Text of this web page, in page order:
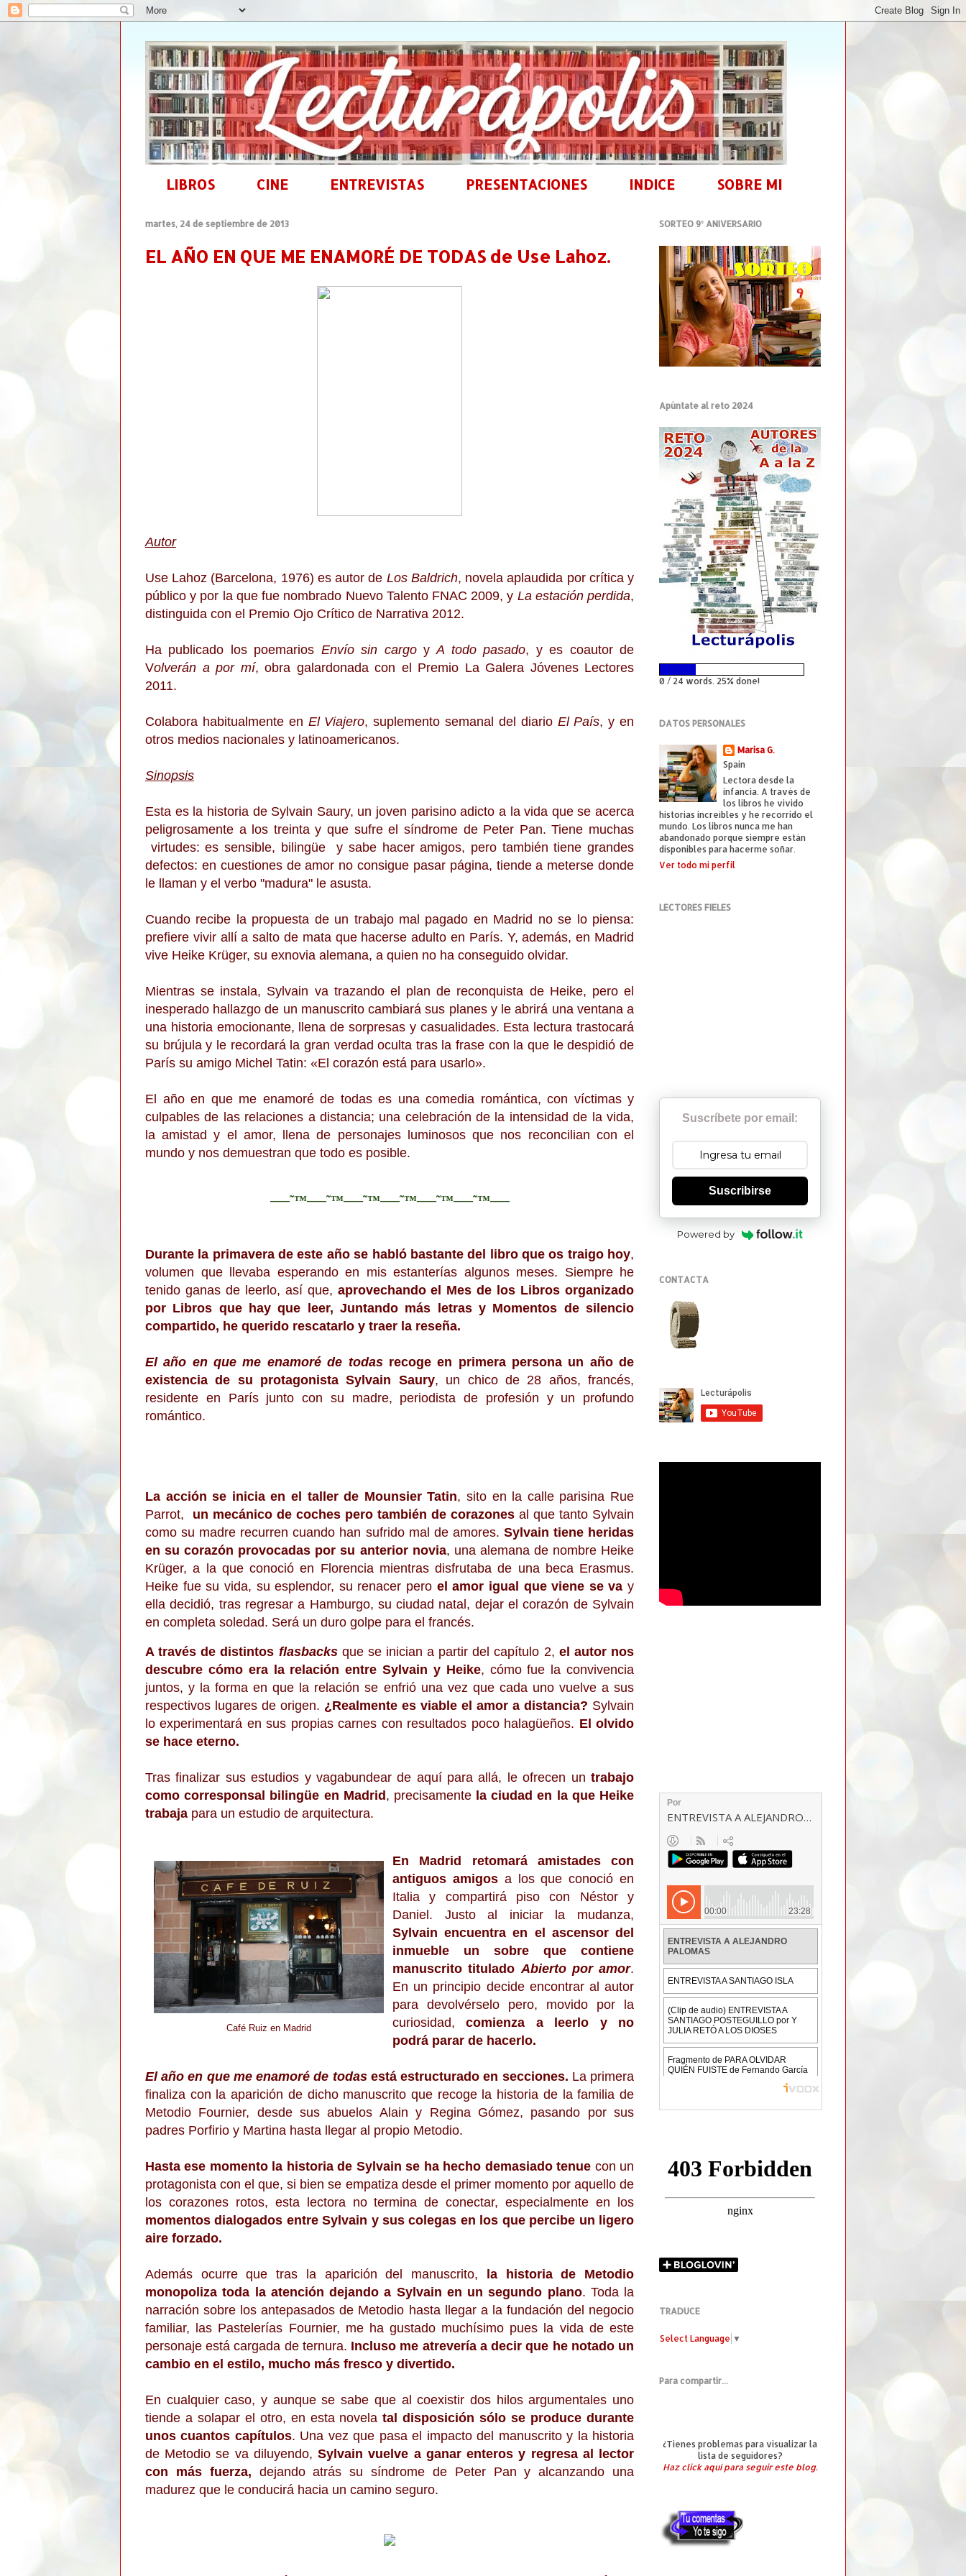
LIBROS CINE ENTREVISTAS PRESENTACIONES INDICE SOBRE MI
martes, 24 de septiembre de 2013
EL AÑO EN QUE ME ENAMORÉ DE TODAS de Use Lahoz.
Autor
Use Lahoz (Barcelona, 1976) es autor de Los Baldrich, novela aplaudida por crítica y
público y por la que fue nombrado Nuevo Talento FNAC 2009, y La estación perdida,
distinguida con el Premio Ojo Crítico de Narrativa 2012.
Ha publicado los poemarios Envío sin cargoyA todo pasado, y es coautor de
Volverán a por mí, obra galardonada con el Premio La Galera Jóvenes Lectores
2011.
Colabora habitualmente en El Viajero, suplemento semanal del diario El País, y en
otros medios nacionales y latinoamericanos.
Sinopsis
Esta es la historia de Sylvain Saury, un joven parisino adicto a la vida que se acerca
peligrosamente a los treinta y que sufre el síndrome de Peter Pan. Tiene muchas
virtudes: es sensible, bilingüe y sabe hacer amigos, pero también tiene grandes
defectos: en cuestiones de amor no consigue pasar página, tiende a meterse donde
le llaman y el verbo "madura" le asusta.
Cuando recibe la propuesta de un trabajo mal pagado en Madrid no se lo piensa:
prefiere vivir allí a salto de mata que hacerse adulto en París. Y, además, en Madrid
vive Heike Krüger, su exnovia alemana, a quien no ha conseguido olvidar.
Mientras se instala, Sylvain va trazando el plan de reconquista de Heike, pero el
inesperado hallazgo de un manuscrito cambiará sus planes y le abrirá una ventana a
una historia emocionante, llena de sorpresas y casualidades. Esta lectura trastocará
su brújula y le recordará la gran verdad oculta tras la frase con la que le despidió de
París su amigo Michel Tatin: «El corazón está para usarlo».
El año en que me enamoré de todas es una comedia romántica, con víctimas y
culpables de las relaciones a distancia; una celebración de la intensidad de la vida,
la amistad y el amor, llena de personajes luminosos que nos reconcilian con el
mundo y nos demuestran que todo es posible.
–—˜™–—˜™–—˜™–—˜™–—˜™–—˜™–—
Durante la primavera de este año se habló bastante del libro que os traigo hoy,
volumen que llevaba esperando en mis estanterías algunos meses. Siempre he
tenido ganas de leerlo, así que, aprovechando el Mes de los Libros organizado
por Libros que hay que leer, Juntando más letras y Momentos de silencio
compartido, he querido rescatarlo y traer la reseña.
El año en que me enamoré de todasrecoge en primera persona un año de
existencia de su protagonista Sylvain Saury, un chico de 28 años, francés,
residente en París junto con su madre, periodista de profesión y un profundo
romántico.
La acción se inicia en el taller de Mounsier Tatin, sito en la calle parisina Rue
Parrot, un mecánico de coches pero también de corazones al que tanto Sylvain
como su madre recurren cuando han sufrido mal de amores. Sylvain tiene heridas
en su corazón provocadas por su anterior novia, una alemana de nombre Heike
Krüger, a la que conoció en Florencia mientras disfrutaba de una beca Erasmus.
Heike fue su vida, su esplendor, su renacer pero el amor igual que viene se va y
ella decidió, tras regresar a Hamburgo, su ciudad natal, dejar el corazón de Sylvain
en completa soledad. Será un duro golpe para el francés.
A través de distintos flasbacks que se inician a partir del capítulo 2, el autor nos
descubre cómo era la relación entre Sylvain y Heike, cómo fue la convivencia
juntos, y la forma en que la relación se enfrió una vez que cada uno vuelve a sus
respectivos lugares de origen. ¿Realmente es viable el amor a distancia? Sylvain
lo experimentará en sus propias carnes con resultados poco halagüeños. El olvido
se hace eterno.
Tras finalizar sus estudios y vagabundear de aquí para allá, le ofrecen un trabajo
como corresponsal bilingüe en Madrid, precisamente la ciudad en la que Heike
trabaja para un estudio de arquitectura.
Café Ruiz en Madrid
En Madrid retomará amistades con
antiguos amigosa los que conoció en
Italia y compartirá piso con Néstor y
Daniel. Justo al iniciar la mudanza,
Sylvain encuentra en el ascensor del
inmueble un sobre que contiene
manuscrito titulado Abierto por amor.
En un principio decide encontrar al autor
para devolvérselo pero, movido por la
curiosidad, comienza a leerlo y no
podrá parar de hacerlo.
El año en que me enamoré de todasestá estructurado en secciones. La primera
finaliza con la aparición de dicho manuscrito que recoge la historia de la familia de
Metodio Fournier, desde sus abuelos Alain y Regina Gómez, pasando por sus
padres Porfirio y Martina hasta llegar al propio Metodio.
Hasta ese momento la historia de Sylvain se ha hecho demasiado tenue con un
protagonista con el que, si bien se empatiza desde el primer momento por aquello de
los corazones rotos, esta lectora no termina de conectar, especialmente en los
momentos dialogados entre Sylvain y sus colegas en los que percibe un ligero
aire forzado.
Además ocurre que tras la aparición del manuscrito, la historia de Metodio
monopoliza toda la atención dejando a Sylvain en un segundo plano. Toda la
narración sobre los antepasados de Metodio hasta llegar a la fundación del negocio
familiar, las Pastelerías Fournier, me ha gustado muchísimo pues la vida de este
personaje está cargada de ternura. Incluso me atrevería a decir que he notado un
cambio en el estilo, mucho más fresco y divertido.
En cualquier caso, y aunque se sabe que al coexistir dos hilos argumentales uno
tiende a solapar el otro, en esta novelatal disposición sólo se produce durante
unos cuantos capítulos. Una vez que pasa el impacto del manuscrito y la historia
de Metodio se va diluyendo,Sylvain vuelve a ganar enteros y regresa al lector
con más fuerza, dejando atrás su síndrome de Peter Pan y alcanzando una
madurez que le conducirá hacia un camino seguro.
SORTEO 9º ANIVERSARIO
Apúntate al reto 2024
0 / 24 words. 25% done!
DATOS PERSONALES
Marisa G.
Spain
Lectora desde la
infancia. A través de
los libros he vivido
historias increíbles y he recorrido el
mundo. Los libros nunca me han
abandonado porque siempre están
disponibles para hacerme soñar.
Ver todo mi perfil
LECTORES FIELES
Suscríbete por email:
Suscribirse
Powered by
CONTACTA
TRADUCE
Select Language ▼
Para compartir...
¿Tienes problemas para visualizar la
lista de seguidores?
Haz click aquí para seguir este blog.